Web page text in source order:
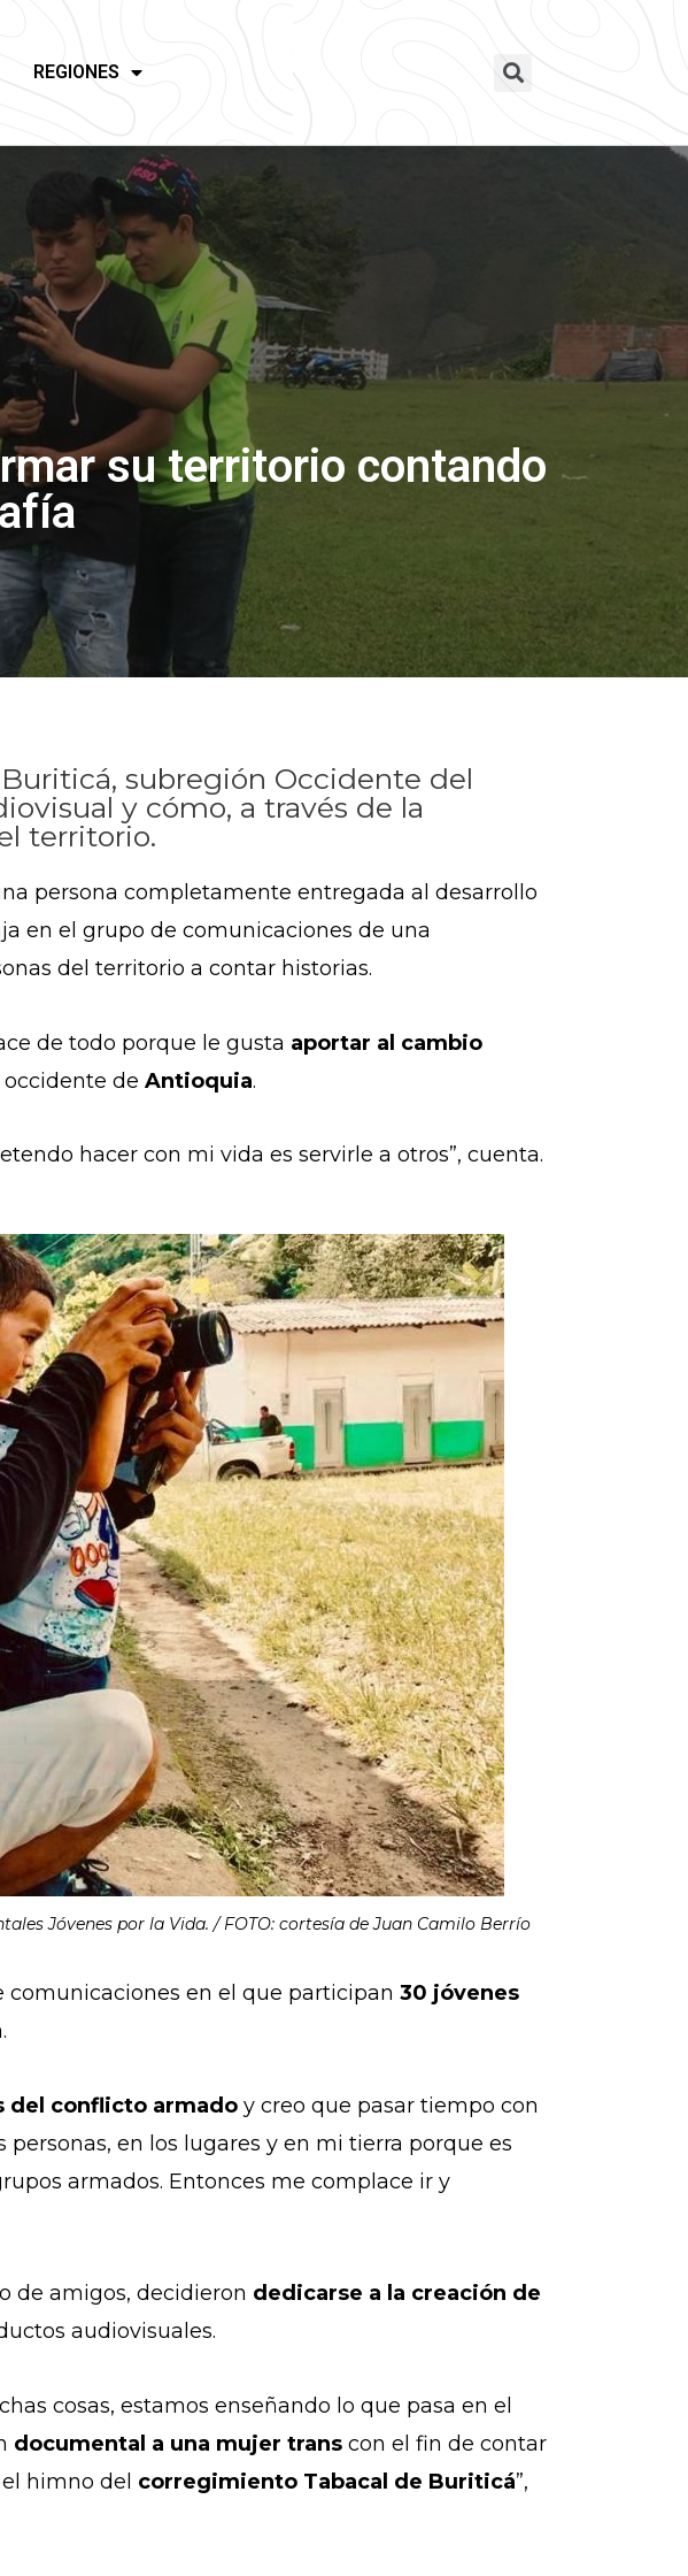
REGIONES
su territorio contando
subregión Occidente del
y cómo, a través de la
territorio.
persona completamente entregada al desarrollo
en el grupo de comunicaciones de una
del territorio a contar historias.
de todo porque le gusta aportar al cambio
de Antioquia.
hacer con mi vida es servirle a otros”, cuenta.
Jóvenes por la Vida. / FOTO: cortesía de Juan Camilo Berrío
comunicaciones en el que participan 30 jóvenes
del conflicto armado y creo que pasar tiempo con
en los lugares y en mi tierra porque es
armados. Entonces me complace ir y
de amigos, decidieron dedicarse a la creación de
audiovisuales.
cosas, estamos enseñando lo que pasa en el
documental a una mujer trans con el fin de contar
himno del corregimiento Tabacal de Buriticá”,